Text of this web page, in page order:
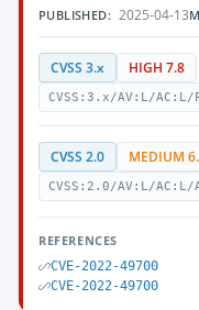
PUBLISHED: 2025-04-13
CVSS 3.x HIGH 7.8
CVSS:3.x/AV:L/
CVSS 2.0 MEDIUM
CVSS:2.0/AV:L/
REFERENCES
CVE-2022-49700
CVE-2022-49700